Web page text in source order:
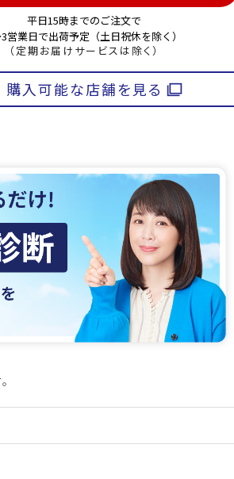
平日15時までのご注文で
営業日で出荷予定（土日祝休を除く）
（定期お届けサービスは除く）
購入可能な店舗を見る